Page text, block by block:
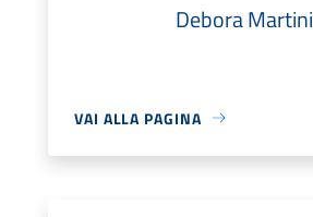
Debora Martini
VAI ALLA PAGINA